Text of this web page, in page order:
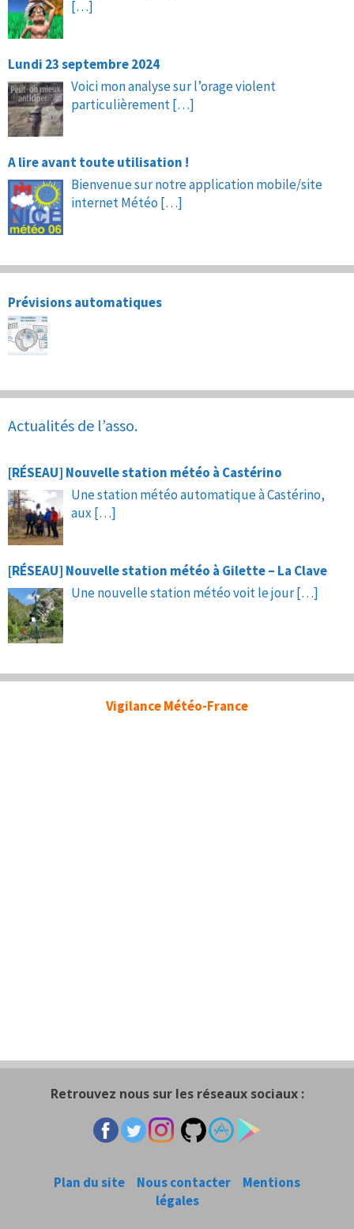
[…]
Lundi 23 septembre 2024
Voici mon analyse sur l’orage violent
particulièrement[…]
A lire avant toute utilisation !
Bienvenue sur notre application mobile/site
internet Météo […]
Prévisions automatiques
Actualités de l’asso.
[RÉSEAU] Nouvelle station météo à Castérino
Une station météo automatique à Castérino,
aux […]
[RÉSEAU] Nouvelle station météo à Gilette – La Clave
Une nouvelle station météo voit le jour[…]
Vigilance Météo-France
Retrouvez nous sur les réseaux sociaux :
Plan du site Nous contacter
Mentions
légales